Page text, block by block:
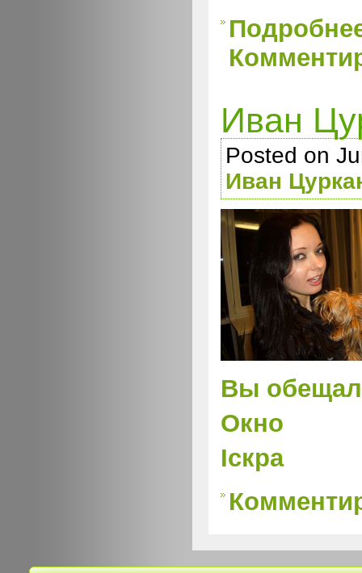
Иван
Posted on
Иван
Вы
Окно
Iскра